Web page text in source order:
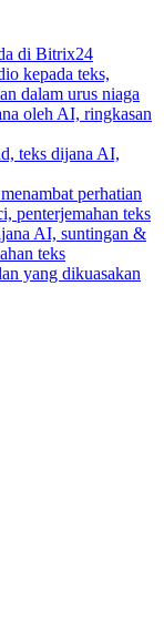
di Bitrix24
kepada teks,
dalam urus niaga
oleh AI, ringkasan
teks dijana AI,
perhatian
penterjemahan teks
AI, suntingan &
teks
yang dikuasakan